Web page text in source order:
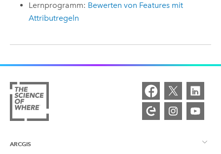
Lernprogramm: Bewerten von Features mit
Attributregeln
ARCGIS